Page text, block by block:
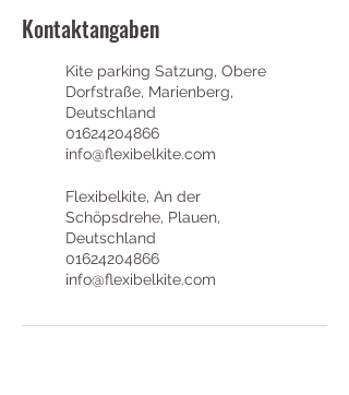
Kontaktangaben
Kite parking Satzung, Obere
Dorfstraße, Marienberg,
Deutschland
01624204866
info@flexibelkite.com
Flexibelkite, An der
Schöpsdrehe, Plauen,
Deutschland
01624204866
info@flexibelkite.com